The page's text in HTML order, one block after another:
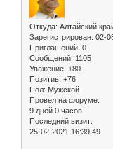
Откуда: Алтайский
Зарегистрирован: 02-
Приглашений: 0
Сообщений: 1105
Уважение: +80
Позитив: +76
Пол: Мужской
Провел на форуме:
9 дней 0 часов
Последний визит:
25-02-2021 16:39:49